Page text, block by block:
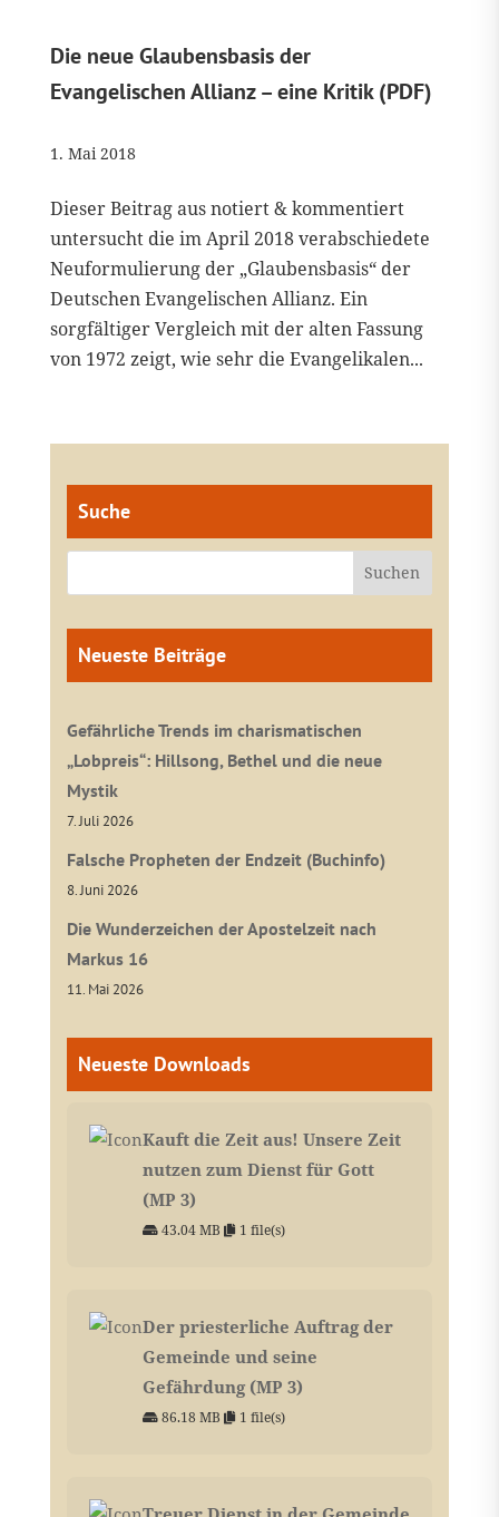
Die neue Glaubensbasis der
Evangelischen Allianz – eine Kritik (PDF)
1. Mai 2018
Dieser Beitrag aus notiert & kommentiert
untersucht die im April 2018 verabschiedete
Neuformulierung der „Glaubensbasis“ der
Deutschen Evangelischen Allianz. Ein
sorgfältiger Vergleich mit der alten Fassung
von 1972 zeigt, wie sehr die Evangelikalen...
Suche
Neueste Beiträge
Gefährliche Trends im charismatischen
„Lobpreis“: Hillsong, Bethel und die neue
Mystik
7. Juli 2026
Falsche Propheten der Endzeit (Buchinfo)
8. Juni 2026
Die Wunderzeichen der Apostelzeit nach
Markus 16
11. Mai 2026
Neueste Downloads
Kauft die Zeit aus! Unsere Zeit
nutzen zum Dienst für Gott
(MP 3)
43.04 MB 1 file(s)
Der priesterliche Auftrag der
Gemeinde und seine
Gefährdung (MP 3)
86.18 MB 1 file(s)